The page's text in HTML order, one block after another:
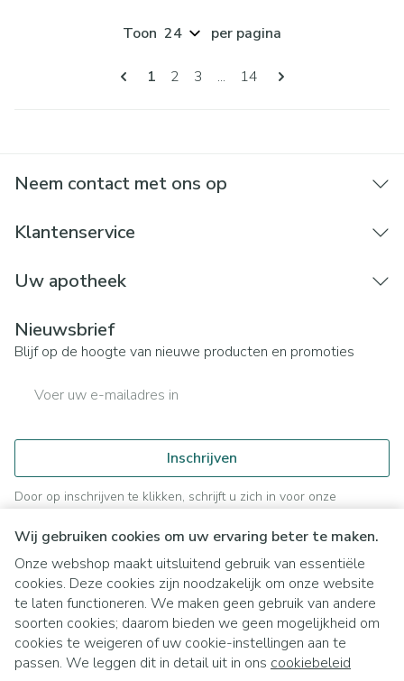
Wij gebruiken cookies om uw ervaring beter te maken.
Onze webshop maakt uitsluitend gebruik van essentiële
cookies. Deze cookies zijn noodzakelijk om onze website
te laten functioneren. We maken geen gebruik van andere
soorten cookies; daarom bieden we geen mogelijkheid om
cookies te weigeren of uw cookie-instellingen aan te
passen. We leggen dit in detail uit in ons cookiebeleid
Pagina's
U lees momenteel pagina
1 Pagina
2 Pagina
3 ... Pagina
14
Toon per pagina
Neem contact met ons op
Klantenservice
Uw apotheek
Nieuwsbrief
Blijf op de hoogte van nieuwe producten en promoties
Inschrijven
Door op inschrijven te klikken, schrijft u zich in voor onze
nieuwsbrief en gaat u akkoord met onzeprivacy policy.
Juridische links